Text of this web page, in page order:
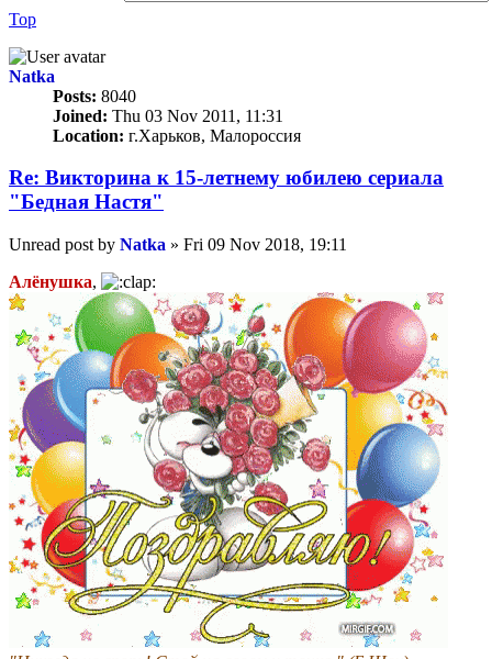
Top
Natka
Posts: 8040
Joined: Thu 03 Nov 2011, 11:31
Location: г.Харьков, Малороссия
Re: Викторина к 15-летнему юбилею сериала
"Бедная Настя"
Unread post by Natka » Fri 09 Nov 2018, 19:11
Алёнушка,